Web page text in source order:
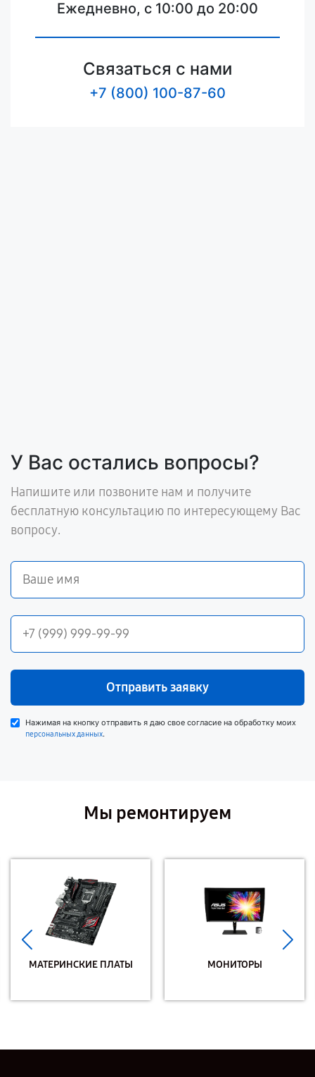
Ежедневно, с 10:00 до 20:00
Связаться с нами
+7 (800) 100-87-60
У Вас остались вопросы?
Напишите или позвоните нам и получите
бесплатную консультацию по интересующему Вас
вопросу.
Отправить заявку
Нажимая на кнопку отправить я даю свое согласие на обработку моих
персональных данных.
Мы ремонтируем
МАТЕРИНСКИЕ ПЛАТЫ МОНИТОРЫ